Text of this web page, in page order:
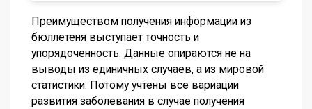
Преимуществом получения информации из
бюллетеня выступает точность и
упорядоченность. Данные опираются не на
выводы из единичных случаев, а из мировой
статистики. Потому учтены все вариации
развития заболевания в случае получения